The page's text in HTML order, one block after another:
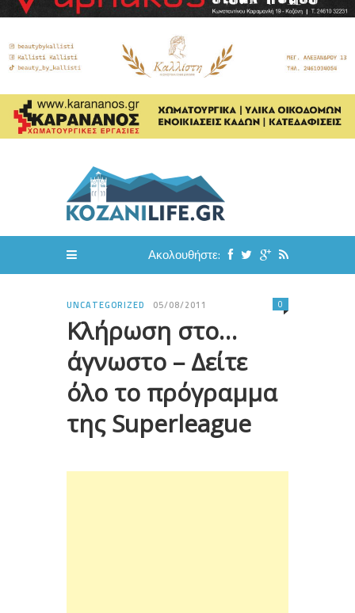
Ακολουθήστε:
UNCATEGORIZED 05/08/2011
Κλήρωση στο…
άγνωστο – Δείτε
όλο το πρόγραμμα
της Superleague
0